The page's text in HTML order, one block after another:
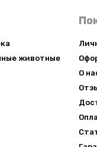
животные
О